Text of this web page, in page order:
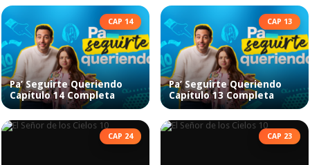
CAP 14
Pa’ Seguirte Queriendo
Capítulo 14 Completa
CAP 13
Pa’ Seguirte Queriendo
Capítulo 13 Completa
CAP 24 CAP 23